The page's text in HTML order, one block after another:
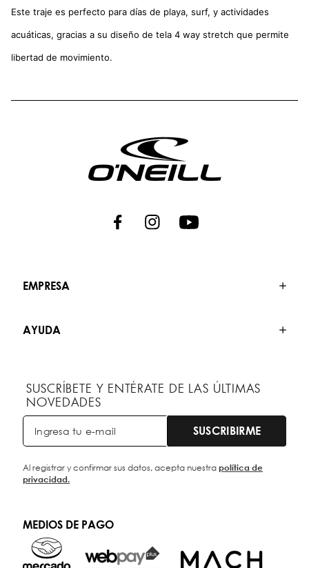
Este traje es perfecto para días de playa, surf, y actividades
acuáticas, gracias a su diseño de tela 4 way stretch que permite
libertad de movimiento.
EMPRESA
AYUDA
SUSCRÍBETE Y ENTÉRATE DE LAS ÚLTIMAS
NOVEDADES
SUSCRIBIRME
Al registrar y confirmar sus datos, acepta nuestrapolítica de
privacidad.
MEDIOS DE PAGO